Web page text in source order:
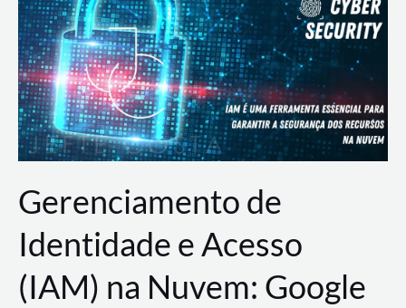
e
Operações
Gerenciamento de
Identidade e Acesso
(IAM) na Nuvem: Google